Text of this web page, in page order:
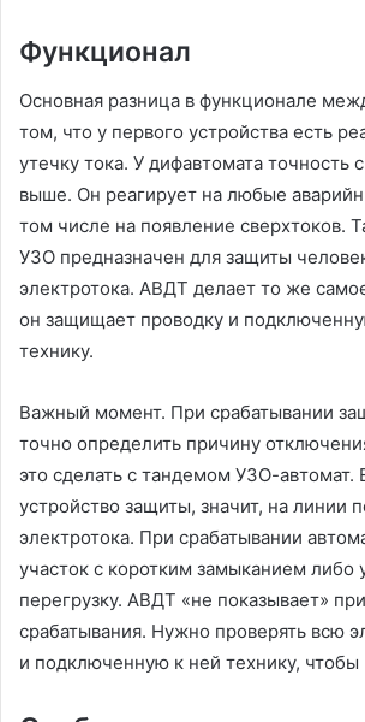
Функционал
Основная разница в функционале
том, что у первого устройства есть
утечку тока. У дифавтомата точность
выше. Он реагирует на любые
том числе на появление сверхтоков.
УЗО предназначен для защиты
электротока. АВДТ делает то же
он защищает проводку и
технику.
Важный момент. При срабатывании
точно определить причину
это сделать с тандемом УЗО-автомат.
устройство защиты, значит, на линии
электротока. При срабатывании
участок с коротким замыканием либо
перегрузку. АВДТ «не показывает»
срабатывания. Нужно проверять всю
и подключенную к ней технику, чтобы